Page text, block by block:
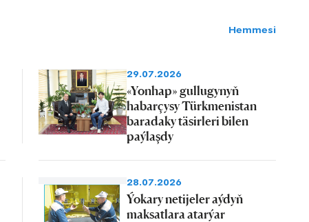
Hemmesi
29.07.2026
«Yonhap» gullugynyň
habarçysy Türkmenistan
baradaky täsirleri bilen
paýlaşdy
28.07.2026
Ýokary netijeler aýdyň
maksatlara atarýar